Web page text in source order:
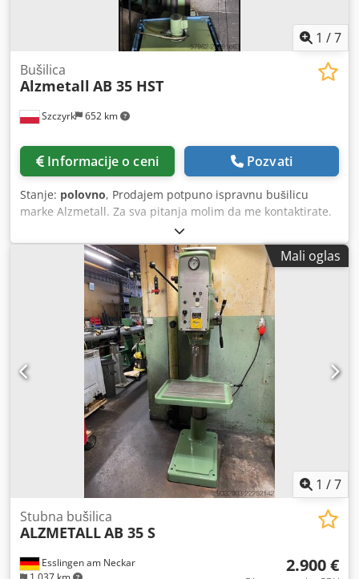
1 /7
Szczyrk 652 km
Bušilica
Alzmetall AB 35 HST
Informacije o ceni Pozvati
Stanje: polovno, Prodajem potpuno ispravnu bušilicu
marke Alzmetall. Za sva pitanja molim da me kontaktirate.
Mali oglas
1 /7
Esslingen am Neckar
Stubna bušilica
ALZMETALLAB 35 S
2.900 €